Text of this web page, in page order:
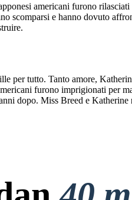
americani furono
scomparsi e hanno dovuto
per tutto. Tanto amore,
furono imprigionati per
dopo. Miss Breed e Katherine